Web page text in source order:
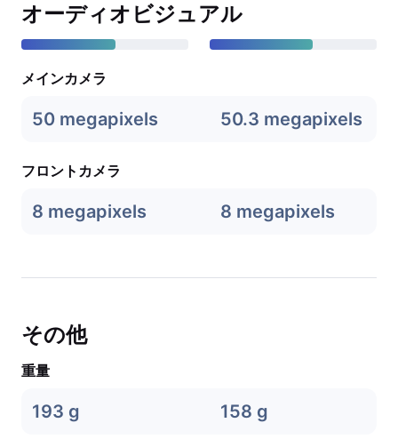
オーディオビジュアル
メインカメラ
50 megapixels 50.3 megapixels
フロントカメラ
8 megapixels 8 megapixels
その他
重量
193 g 158 g